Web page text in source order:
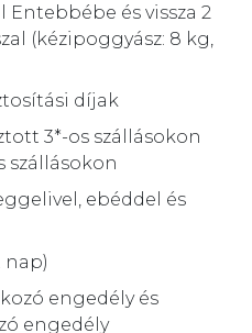
és vissza 2
(kézipoggyász: 8 kg,
díjak
3*-os szállásokon
szállásokon
ebéddel és
nap)
engedély és
engedély